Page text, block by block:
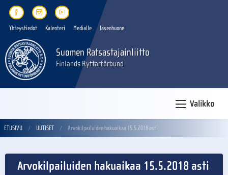
Yhteystiedot Kalenteri Medialle Jäsenhuone
Suomen Ratsastajainliitto
Finlands Ryttarförbund
Valikko
ETUSIVU UUTISET Arvokilpailuiden hakuaikaa 15.5.2018 asti
Arvokilpailuiden hakuaikaa 15.5.2018 asti